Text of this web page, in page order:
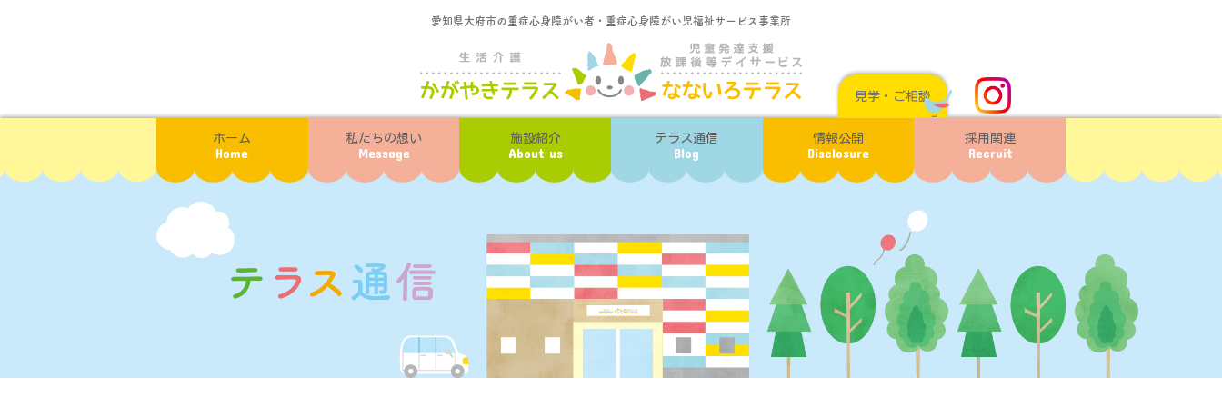
愛知県大府市の重症心身障がい者・重症心身障がい児福祉サービス事業所
ホーム
Home
私たちの想い
Message
施設紹介
About us
テラス通信
Blog
情報公開
Disclosure
採用関連
Recruit
見学・ご相談